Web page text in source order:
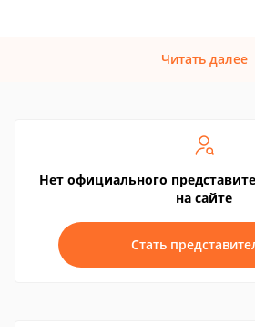
Читать далее
Нет официального
на сайте
Стать